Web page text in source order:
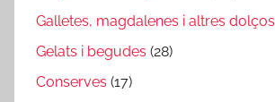
Galletes, magdalenes i altres dolços
Gelats i begudes (28)
Conserves (17)